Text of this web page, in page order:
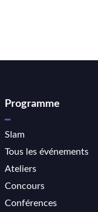
Programme
Slam
Tous les événements
Ateliers
Concours
Conférences